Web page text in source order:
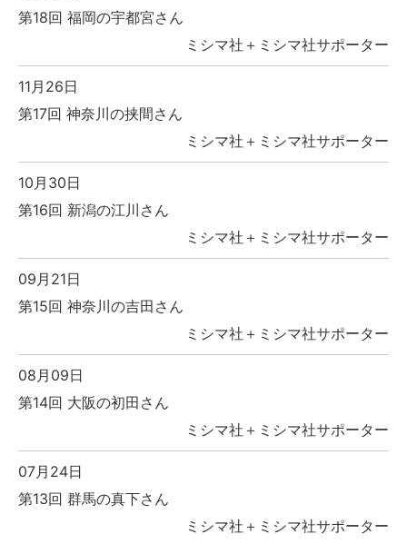
第18回 福岡の宇都宮さん
ミシマ社＋ミシマ社サポーター
11月26日
第17回 神奈川の挟間さん
ミシマ社＋ミシマ社サポーター
10月30日
第16回 新潟の江川さん
ミシマ社＋ミシマ社サポーター
09月21日
第15回 神奈川の吉田さん
ミシマ社＋ミシマ社サポーター
08月09日
第14回 大阪の初田さん
ミシマ社＋ミシマ社サポーター
07月24日
第13回 群馬の真下さん
ミシマ社＋ミシマ社サポーター